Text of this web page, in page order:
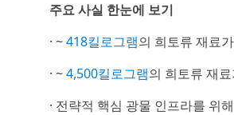
주요 사실 한눈에 보기
· ~418킬로그램의 희토류 재료
· ~4,500킬로그램의 희토류 재
· 전략적 핵심 광물 인프라를 위